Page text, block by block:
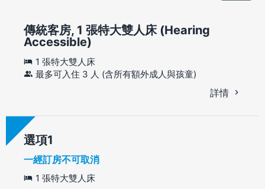
傳統客房, 1 張特大雙人床 (Hearing
Accessible)
1 張特大雙人床
最多可入住 3 人 (含所有額外成人與孩童)
詳情
選項
一經訂房不可取消
1 張特大雙人床